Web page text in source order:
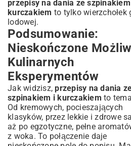
przepisy na dania ze
kurczakiem to tylko wierzchołek
lodowej.
Podsumowanie:
Nieskończone
Kulinarnych
Eksperymentów
Jak widzisz,przepisy na dania
szpinakiem i kurczakiem to
Od kremowych, pocieszających
klasyków, przez lekkie i zdrowe
aż po egzotyczne, pełne
z woka. To połączenie daje